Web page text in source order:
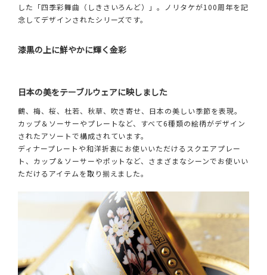
した「四季彩舞曲（しきさいろんど）」。ノリタケが100周年を記
念してデザインされたシリーズです。
漆黒の上に鮮やかに輝く金彩
日本の美をテーブルウェアに映しました
鶴、梅、桜、杜若、秋草、吹き寄せ、日本の美しい季節を表現。
カップ＆ソーサーやプレートなど、すべて6種類の絵柄がデザイン
されたアソートで構成されています。
ディナープレートや和洋折衷にお使いいただけるスクエアプレー
ト、カップ＆ソーサーやポットなど、さまざまなシーンでお使いい
ただけるアイテムを取り揃えました。